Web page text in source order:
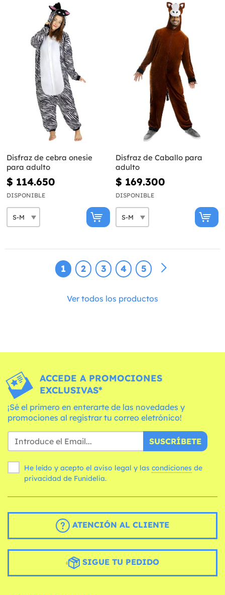
Disfraz de cebra onesie
para adulto
$ 114.650
DISPONIBLE
Disfraz de Caballo para
adulto
$ 169.300
DISPONIBLE
1 2 3 4 5
Ver todos los productos
ACCEDE A PROMOCIONES
EXCLUSIVAS*
¡Sé el primero en enterarte de las novedades y
promociones al registrar tu correo eletrónico!
SUSCRÍBETE
He leído y acepto el aviso legal y las condiciones
privacidad de Funidelia.
ATENCIÓN AL CLIENTE
SIGUE TU PEDIDO